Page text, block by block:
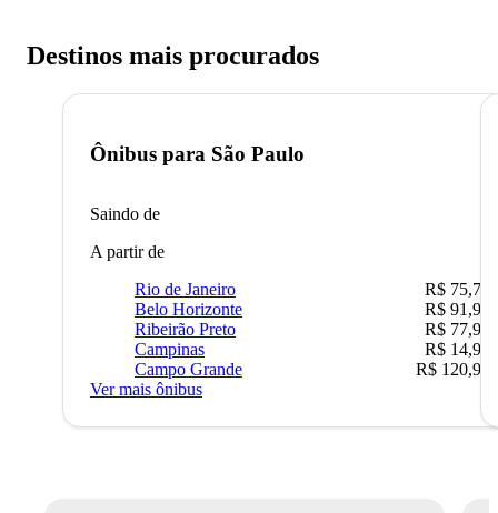
Destinos mais procurados
Ônibus para São Paulo
Saindo de
A partir de
Rio de Janeiro
R$ 75,77
Belo Horizonte
R$ 91,90
Ribeirão Preto
R$ 77,90
Campinas
R$ 14,90
Campo Grande
R$ 120,90
Ver mais ônibus